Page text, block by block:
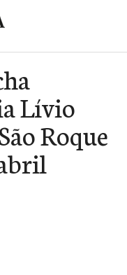
Lívio
Roque